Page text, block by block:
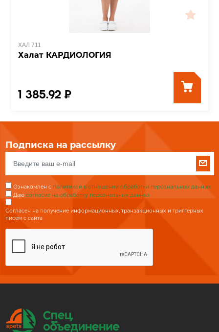
ХАЛ 711
Халат КАРДИОЛОГИЯ
1 385.92 ₽
Подписка на рассылку
Ознакомлен с политикой в отношении обработки персональных данных
Даю согласие на обработку персональных данных
Согласен на получение информационных, транзакционных и триггерных
писем с сайта